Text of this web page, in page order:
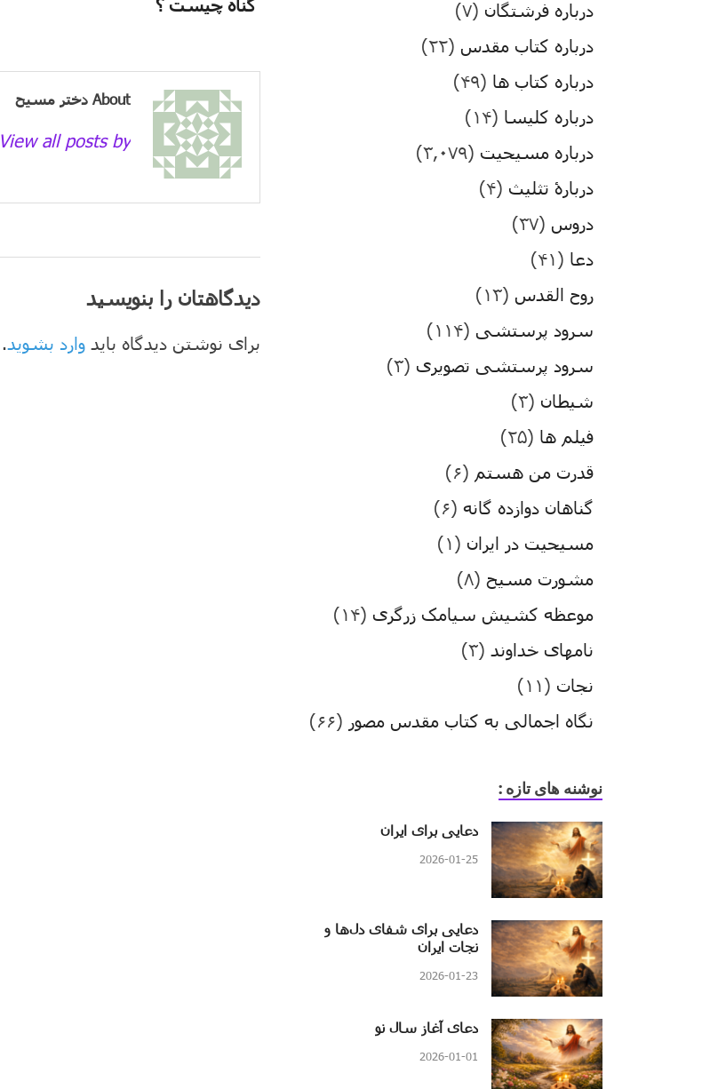
گناه چیست ؟
About دختر مسیح
View all posts by دختر مسیح →
دیدگاهتان را بنویسید
برای نوشتن دیدگاه باید وارد بشوید.
درباره فرشتگان (۷)
درباره کتاب مقدس (۲۲)
درباره کتاب ها (۴۹)
درباره کلیسا (۱۴)
درباره مسیحیت (۳,۰۷۹)
دربارۀ تثلیث (۴)
دروس (۳۷)
دعا (۴۱)
روح القدس (۱۳)
سرود پرستشی (۱۱۴)
سرود پرستشی تصویری (۳)
شیطان (۳)
فیلم ها (۲۵)
قدرت من هستم (۶)
گناهان دوازده گانه (۶)
مسیحیت در ایران (۱)
مشورت مسیح (۸)
موعظه کشیش سیامک زرگری (۱۴)
نامهای خداوند (۳)
نجات (۱۱)
نگاه اجمالی به کتاب مقدس مصور (۶۶)
نوشنه های تازه :
دعایی برای ایران
2026-01-25
دعایی برای شفای دل‌ها و
نجات ایران
2026-01-23
دعای آغاز سال نو
2026-01-01